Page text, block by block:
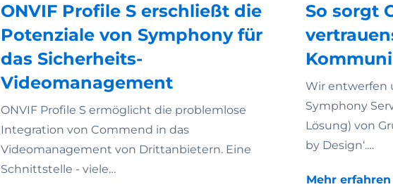
ONVIF Profile S erschließt die
Potenziale von Symphony für
das Sicherheits-
Videomanagement
ONVIF Profile S ermöglicht die problemlose
Integration von Commend in das
Videomanagement von Drittanbietern. Eine
Schnittstelle - viele…
So sorgt
Wir entwerfen
Symphony
Lösung) von
by Design‘.…
Mehr erfahren